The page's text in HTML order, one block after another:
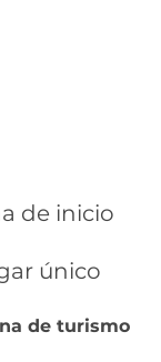
de inicio
único
de turismo